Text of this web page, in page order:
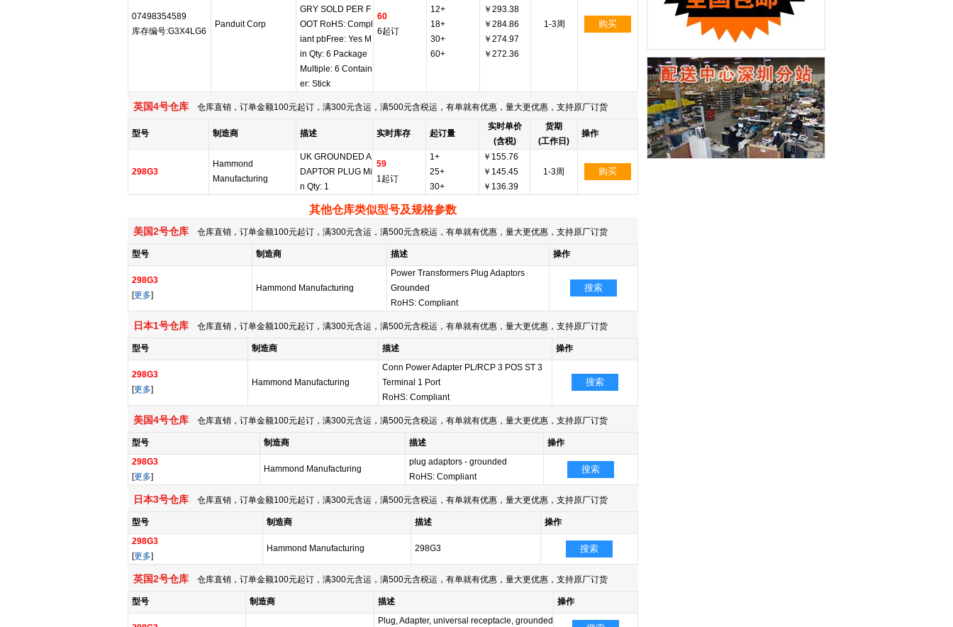
07498354589
库存编号:G3X4LG6
Panduit Corp
GRY SOLD PER F
OOT RoHS: Compl
iant pbFree: Yes M
in Qty: 6 Package
Multiple: 6 Contain
er: Stick
60
6起订
12+
18+
30+
60+
￥293.38
￥284.86
￥274.97
￥272.36
1-3周 购买
英国4号仓库 仓库直销，订单金额100元起订，满300元含运，满500元含税运，有单就有优惠，量大更优惠，支持原厂订货
型号 制造商 描述 实时库存 起订量
实时单价
(含税)
货期
(工作日)
操作
298G3
Hammond
Manufacturing
UK GROUNDED A
DAPTOR PLUG Mi
n Qty: 1
59
1起订
1+
25+
30+
￥155.76
￥145.45
￥136.39
1-3周 购买
其他仓库类似型号及规格参数
美国2号仓库 仓库直销，订单金额100元起订，满300元含运，满500元含税运，有单就有优惠，量大更优惠，支持原厂订货
型号 制造商 描述 操作
298G3
[更多]
Hammond Manufacturing
Power Transformers Plug Adaptors
Grounded
RoHS: Compliant
搜索
日本1号仓库 仓库直销，订单金额100元起订，满300元含运，满500元含税运，有单就有优惠，量大更优惠，支持原厂订货
型号 制造商 描述 操作
298G3
[更多]
Hammond Manufacturing
Conn Power Adapter PL/RCP 3 POS ST 3
Terminal 1 Port
RoHS: Compliant
搜索
美国4号仓库 仓库直销，订单金额100元起订，满300元含运，满500元含税运，有单就有优惠，量大更优惠，支持原厂订货
型号 制造商 描述
操作
298G3
[更多]
Hammond Manufacturing
plug adaptors - grounded
RoHS: Compliant
搜索
日本3号仓库 仓库直销，订单金额100元起订，满300元含运，满500元含税运，有单就有优惠，量大更优惠，支持原厂订货
型号 制造商 描述
操作
298G3
[更多]
Hammond Manufacturing 298G3 搜索
英国2号仓库 仓库直销，订单金额100元起订，满300元含运，满500元含税运，有单就有优惠，量大更优惠，支持原厂订货
型号 制造商 描述 操作
Plug, Adapter, universal receptacle, grounded